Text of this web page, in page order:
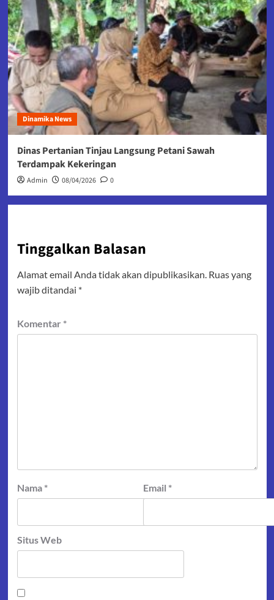
Dinamika News
Dinas Pertanian Tinjau Langsung Petani Sawah
Terdampak Kekeringan
Admin 08/04/2026 0
Tinggalkan Balasan
Alamat email Anda tidak akan dipublikasikan. Ruas yang
wajib ditandai *
Komentar *
Nama * Email *
Situs Web